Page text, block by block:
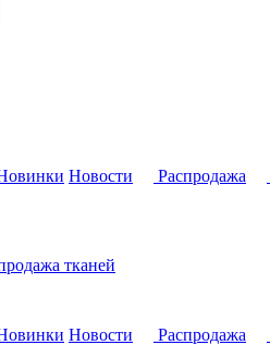
Новости Распродажа
Новости Распродажа